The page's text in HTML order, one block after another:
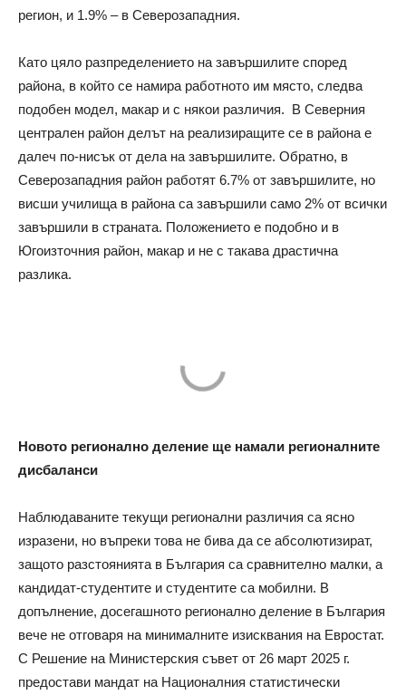
регион, и 1.9% – в Северозападния.
Като цяло разпределението на завършилите според
района, в който се намира работното им място, следва
подобен модел, макар и с някои различия. В Северния
централен район делът на реализиращите се в района е
далеч по-нисък от дела на завършилите. Обратно, в
Северозападния район работят 6.7% от завършилите, но
висши училища в района са завършили само 2% от всички
завършили в страната. Положението е подобно и в
Югоизточния район, макар и не с такава драстична
разлика.
Новото регионално деление ще намали регионалните
дисбаланси
Наблюдаваните текущи регионални различия са ясно
изразени, но въпреки това не бива да се абсолютизират,
защото разстоянията в България са сравнително малки, а
кандидат-студентите и студентите са мобилни. В
допълнение, досегашното регионално деление в България
вече не отговаря на минималните изисквания на Евростат.
С Решение на Министерския съвет от 26 март 2025 г.
предостави мандат на Националния статистически